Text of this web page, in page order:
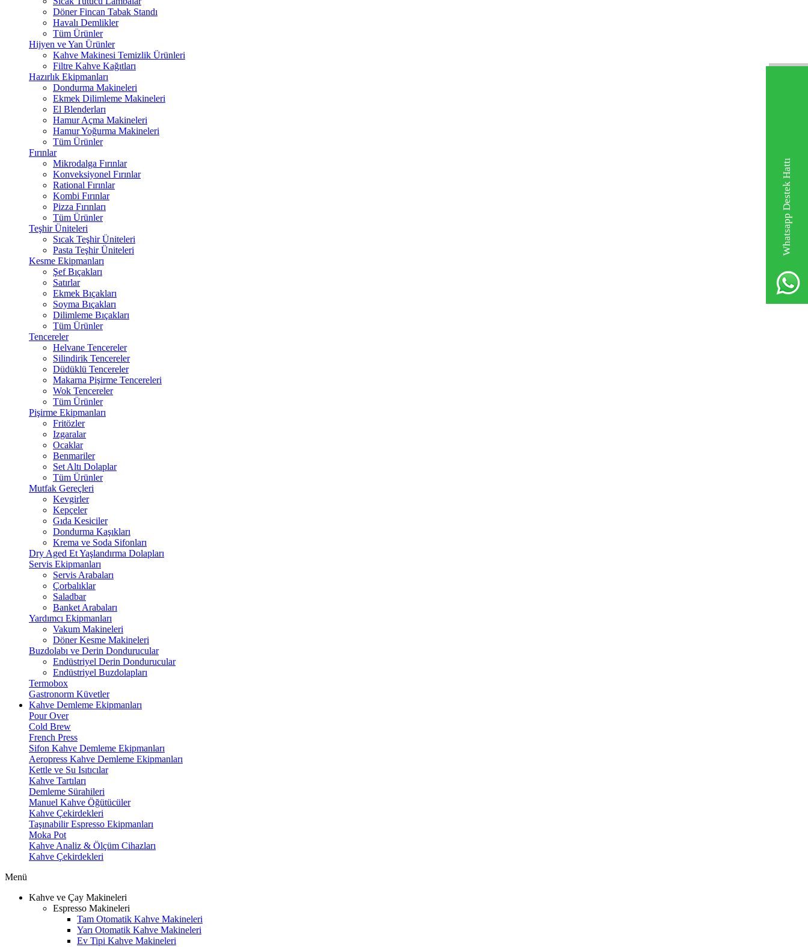
Whatsapp Destek Hattı
Döner Fincan Tabak Standı
Havalı Demlikler
Tüm Ürünler
Hijyen ve Yan Ürünler
Kahve Makinesi Temizlik Ürünleri
Filtre Kahve Kağıtları
Hazırlık Ekipmanları
Dondurma Makineleri
Ekmek Dilimleme Makineleri
El Blenderları
Hamur Açma Makineleri
Hamur Yoğurma Makineleri
Tüm Ürünler
Fırınlar
Mikrodalga Fırınlar
Konveksiyonel Fırınlar
Rational Fırınlar
Kombi Fırınlar
Pizza Fırınları
Tüm Ürünler
Teşhir Üniteleri
Sıcak Teşhir Üniteleri
Pasta Teşhir Üniteleri
Kesme Ekipmanları
Şef Bıçakları
Satırlar
Ekmek Bıçakları
Soyma Bıçakları
Dilimleme Bıçakları
Tüm Ürünler
Tencereler
Helvane Tencereler
Silindirik Tencereler
Düdüklü Tencereler
Makarna Pişirme Tencereleri
Wok Tencereler
Tüm Ürünler
Pişirme Ekipmanları
Fritözler
Izgaralar
Ocaklar
Benmariler
Set Altı Dolaplar
Tüm Ürünler
Mutfak Gereçleri
Kevgirler
Kepçeler
Gıda Kesiciler
Dondurma Kaşıkları
Krema ve Soda Sifonları
Dry Aged Et Yaşlandırma Dolapları
Servis Ekipmanları
Servis Arabaları
Çorbalıklar
Saladbar
Banket Arabaları
Yardımcı Ekipmanları
Vakum Makineleri
Döner Kesme Makineleri
Buzdolabı ve Derin Dondurucular
Endüstriyel Derin Dondurucular
Endüstriyel Buzdolapları
Termobox
Gastronorm Küvetler
Kahve Demleme Ekipmanları
Pour Over
Cold Brew
French Press
Sifon Kahve Demleme Ekipmanları
Aeropress Kahve Demleme Ekipmanları
Kettle ve Su Isıtıcılar
Kahve Tartıları
Demleme Sürahileri
Manuel Kahve Öğütücüler
Kahve Çekirdekleri
Taşınabilir Espresso Ekipmanları
Moka Pot
Kahve Analiz & Ölçüm Cihazları
Kahve Çekirdekleri
Menü
Kahve ve Çay Makineleri
Espresso Makineleri
Tam Otomatik Kahve Makineleri
Yarı Otomatik Kahve Makineleri
Ev Tipi Kahve Makineleri